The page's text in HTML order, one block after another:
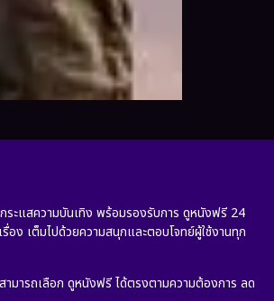
ระแสความบันเทิง พร้อมรองรับการ ดูหนังฟรี 24
อง เต็มไปด้วยความสนุกและตอบโจทย์ผู้ใช้งานทุก
มารถเลือก ดูหนังฟรี ได้ตรงตามความต้องการ ลด